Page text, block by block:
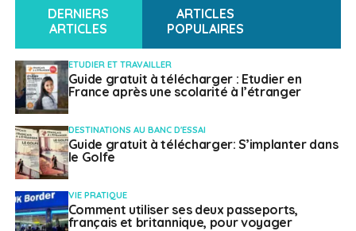
DERNIERS
ARTICLES
ARTICLES
POPULAIRES
ETUDIER ET TRAVAILLER
Guide gratuit à télécharger : Etudier en
France après une scolarité à l’étranger
DESTINATIONS AU BANC D'ESSAI
Guide gratuit à télécharger: S’implanter dans
le Golfe
VIE PRATIQUE
Comment utiliser ses deux passeports,
français et britannique, pour voyager